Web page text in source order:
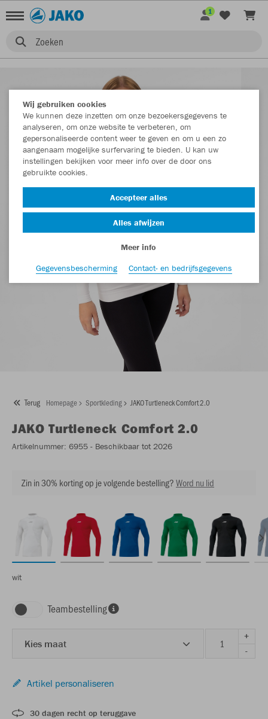
Zoeken
1
Terug Homepage Sportkleding JAKO Turtleneck Comfort 2.0
JAKO Turtleneck Comfort 2.0
Artikelnummer: 6955 - Beschikbaar tot 2026
Zin in 30% korting op je volgende bestelling?Word nu lid
wit
Teambestelling
Kies maat
+
-
Artikel personaliseren
30 dagen recht op teruggave
Wij gebruiken cookies
We kunnen deze inzetten om onze bezoekersgegevens te
analyseren, om onze website te verbeteren, om
gepersonaliseerde content weer te geven en om u een zo
aangenaam mogelijke surfervaring te bieden. U kan uw
instellingen bekijken voor meer info over de door ons
gebruikte cookies.
Accepteer alles
Alles afwijzen
Meer info
Gegevensbescherming
Contact- en bedrijfsgegevens